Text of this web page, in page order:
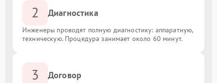
2 Диагностика
Инженеры проводят полную диагностику: аппаратную,
техническую. Процедура занимает около 60 минут.
3 Договор